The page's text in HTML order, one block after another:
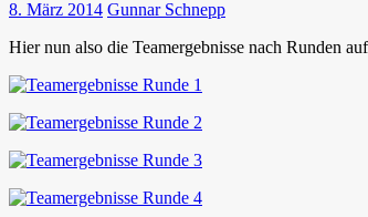
8. März 2014 Gunnar Schnepp
Hier nun also die Teamergebnisse nach Runden